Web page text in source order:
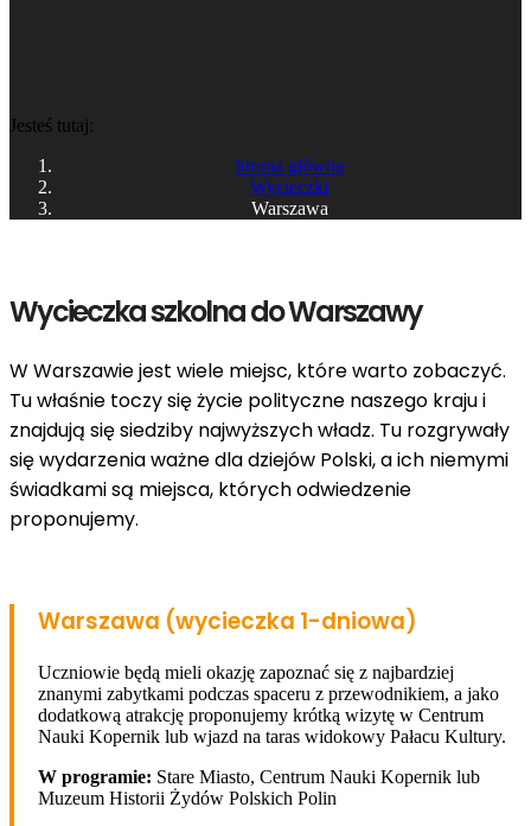
Jesteś tutaj:
Strona główna
Wycieczki
Warszawa
Wycieczka szkolna do Warszawy
W Warszawie jest wiele miejsc, które warto zobaczyć.
Tu właśnie toczy się życie polityczne naszego kraju i
znajdują się siedziby najwyższych władz. Tu rozgrywały
się wydarzenia ważne dla dziejów Polski, a ich niemymi
świadkami są miejsca, których odwiedzenie
proponujemy.
Warszawa (wycieczka 1-dniowa)
Uczniowie będą mieli okazję zapoznać się z najbardziej
znanymi zabytkami podczas spaceru z przewodnikiem, a jako
dodatkową atrakcję proponujemy krótką wizytę w Centrum
Nauki Kopernik lub wjazd na taras widokowy Pałacu Kultury.
W programie: Stare Miasto, Centrum Nauki Kopernik lub
Muzeum Historii Żydów Polskich Polin